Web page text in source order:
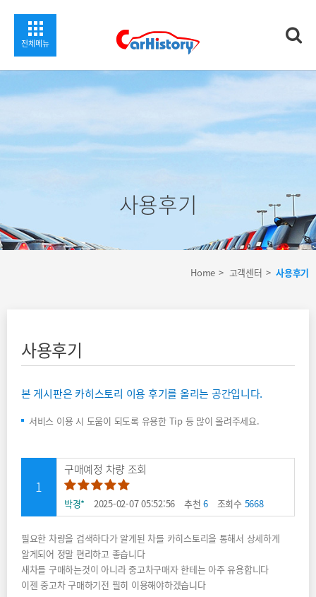
전체메뉴
사용후기
Home 고객센터 사용후기
사용후기
본 게시판은 카히스토리 이용 후기를 올리는 공간입니다.
서비스 이용 시 도움이 되도록 유용한 Tip 등 많이 올려주세요.
1
구매예정 차량 조회
박경* 2025-02-07 05:52:56 추천6 조회수 5668
필요한 차량을 검색하다가 알게된 차를 카히스토리을 통해서 상세하게
알게되어 정말 편리하고 좋습니다
새차를 구매하는것이 아니라 중고차구매자 한테는 아주 유용합니다
이젠 중고차 구매하기전 필히 이용해야하겠습니다